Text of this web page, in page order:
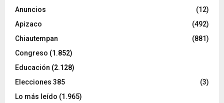
Anuncios
(12)
Apizaco
(492)
Chiautempan
(881)
Congreso (1.852)
Educación (2.128)
Elecciones 385
(3)
Lo más leído (1.965)